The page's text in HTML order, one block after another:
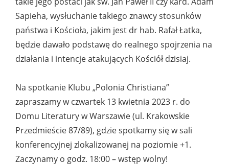
Sapieha, wysłuchanie takiego znawcy stosunków
państwa i Kościoła, jakim jest dr hab. Rafał Łatka,
będzie dawało podstawę do realnego spojrzenia na
działania i intencje atakujących Kościół dzisiaj.
Na spotkanie Klubu „Polonia Christiana”
zapraszamy w czwartek 13 kwietnia 2023 r. do
Domu Literatury w Warszawie (ul. Krakowskie
Przedmieście 87/89), gdzie spotkamy się w sali
konferencyjnej zlokalizowanej na poziomie +1.
Zaczynamy o godz. 18:00 – wstęp wolny!